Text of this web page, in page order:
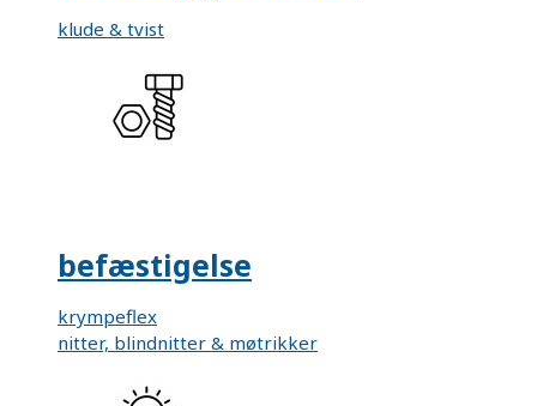
klude & tvist
befæstigelse
krympeflex
nitter, blindnitter & møtrikker